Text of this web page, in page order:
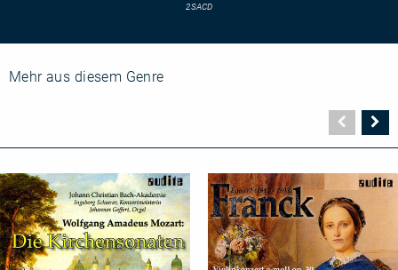
2SACD
Mehr aus diesem Genre
Seite